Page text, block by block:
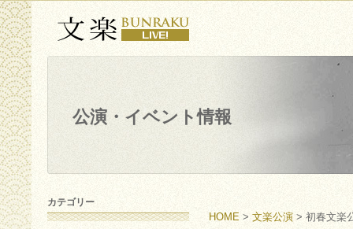
公演・イベント情報
HOME > 文楽公演 > 初春文楽
カテゴリー